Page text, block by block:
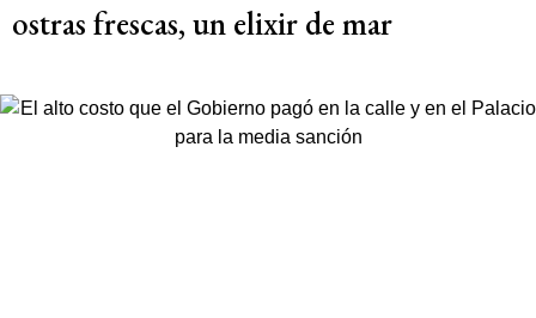
ostras frescas, un elixir de mar